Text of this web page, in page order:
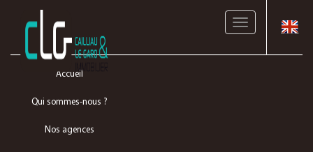
Toggle
Accueil
Qui sommes-nous ?
Nos agences